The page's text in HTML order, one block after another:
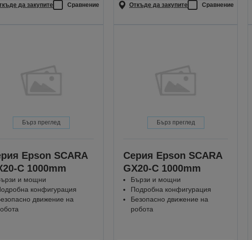
да закупите Сравнение Откъде да закупите Сравнение
Бърз преглед
Epson SCARA
C 1000mm
и мощни
конфигурация
движение на
Бърз преглед
Серия Epson SCARA
GX20-C 1000mm
Бързи и мощни
Подробна конфигурация
Безопасно движение на
робота